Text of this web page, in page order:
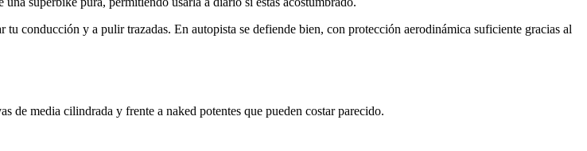
conducción y a pulir trazadas. En autopista se defiende bien, con protección aerodinámica suficiente gracias al
de media cilindrada y frente a naked potentes que pueden costar parecido.